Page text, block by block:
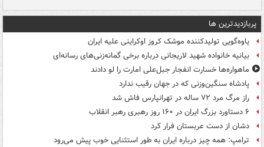
پربازدیدترین ها
یاوه‌گویی تولیدکننده موشک کروز اوکراینی علیه ایران
بیانیه خانواده شهید لاریجانی درباره برخی گمانه‌زنی‌های رسانه‌ای
ماهواره‌ها خسارت انفجار جبل‌علی امارت را لو دادند
پادشاه سنگین‌وزنی که در جهان رقیب ندارد
راز مرگ مرد ۷۲ ساله در تهرانپارس فاش شد
۶ دستاورد بزرگ ایران در ۱۶۰ روز رهبری رهبر انقلاب
دشان از دست عربستان فرار کرد
ترامپ: همه چیز درباره ایران به طور استثنایی خوب پیش می‌رود